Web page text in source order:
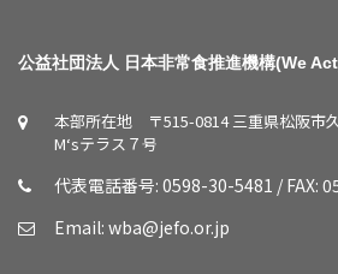
公益社団法人 日本非常食推進機構(We
本部所在地 〒515-0814 三重県松阪市
M‘sテラス７号
代表電話番号: 0598-30-5481 / FAX:
Email: wba@jefo.or.jp